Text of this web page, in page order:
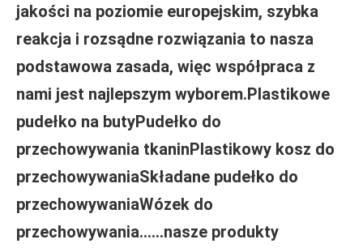
jakości na poziomie europejskim, szybka
reakcja i rozsądne rozwiązania to nasza
podstawowa zasada, więc współpraca z
nami jest najlepszym wyborem.Plastikowe
pudełko na butyPudełko do
przechowywania tkaninPlastikowy kosz do
przechowywaniaSkładane pudełko do
przechowywaniaWózek do
przechowywania......nasze produkty